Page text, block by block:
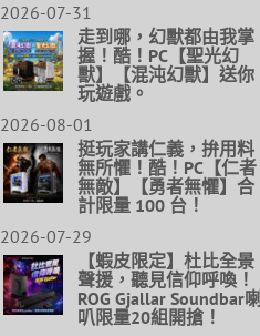
2026-07-31
走到哪，幻獸都由我掌
握！酷！PC【聖光幻
獸】【混沌幻獸】送你
玩遊戲。
2026-08-01
挺玩家講仁義，拚用料
無所懼！酷！PC【仁者
無敵】【勇者無懼】合
計限量 100 台！
2026-07-29
【蝦皮限定】杜比全景
聲援，聽見信仰呼喚！
ROG Gjallar Soundbar喇
叭限量20組開搶！